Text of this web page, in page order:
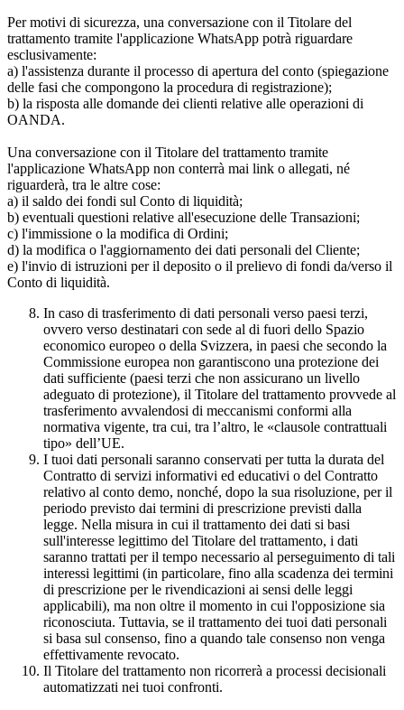
Per motivi di sicurezza, una conversazione con il Titolare del
trattamento tramite l'applicazione WhatsApp potrà riguardare
esclusivamente:
a) l'assistenza durante il processo di apertura del conto (spiegazione
delle fasi che compongono la procedura di registrazione);
b) la risposta alle domande dei clienti relative alle operazioni di
OANDA.
Una conversazione con il Titolare del trattamento tramite
l'applicazione WhatsApp non conterrà mai link o allegati, né
riguarderà, tra le altre cose:
a) il saldo dei fondi sul Conto di liquidità;
b) eventuali questioni relative all'esecuzione delle Transazioni;
c) l'immissione o la modifica di Ordini;
d) la modifica o l'aggiornamento dei dati personali del Cliente;
e) l'invio di istruzioni per il deposito o il prelievo di fondi da/verso il
Conto di liquidità.
In caso di trasferimento di dati personali verso paesi terzi,
ovvero verso destinatari con sede al di fuori dello Spazio
economico europeo o della Svizzera, in paesi che secondo la
Commissione europea non garantiscono una protezione dei
dati sufficiente (paesi terzi che non assicurano un livello
adeguato di protezione), il Titolare del trattamento provvede al
trasferimento avvalendosi di meccanismi conformi alla
normativa vigente, tra cui, tra l’altro, le «clausole contrattuali
tipo» dell’UE.
I tuoi dati personali saranno conservati per tutta la durata del
Contratto di servizi informativi ed educativi o del Contratto
relativo al conto demo, nonché, dopo la sua risoluzione, per il
periodo previsto dai termini di prescrizione previsti dalla
legge. Nella misura in cui il trattamento dei dati si basi
sull'interesse legittimo del Titolare del trattamento, i dati
saranno trattati per il tempo necessario al perseguimento di tali
interessi legittimi (in particolare, fino alla scadenza dei termini
di prescrizione per le rivendicazioni ai sensi delle leggi
applicabili), ma non oltre il momento in cui l'opposizione sia
riconosciuta. Tuttavia, se il trattamento dei tuoi dati personali
si basa sul consenso, fino a quando tale consenso non venga
effettivamente revocato.
Il Titolare del trattamento non ricorrerà a processi decisionali
automatizzati nei tuoi confronti.